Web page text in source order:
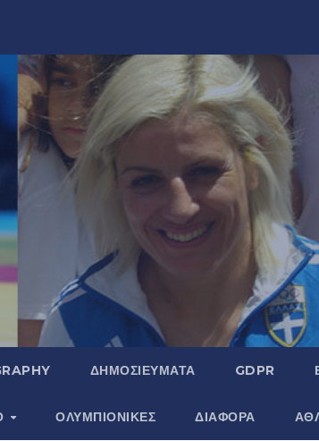
ΔΗΜΟΣΙΕΎΜΑΤΑ GDPR
ΟΛΥΜΠΙΟΝΊΚΕΣ ΔΙΆΦΟΡΑ